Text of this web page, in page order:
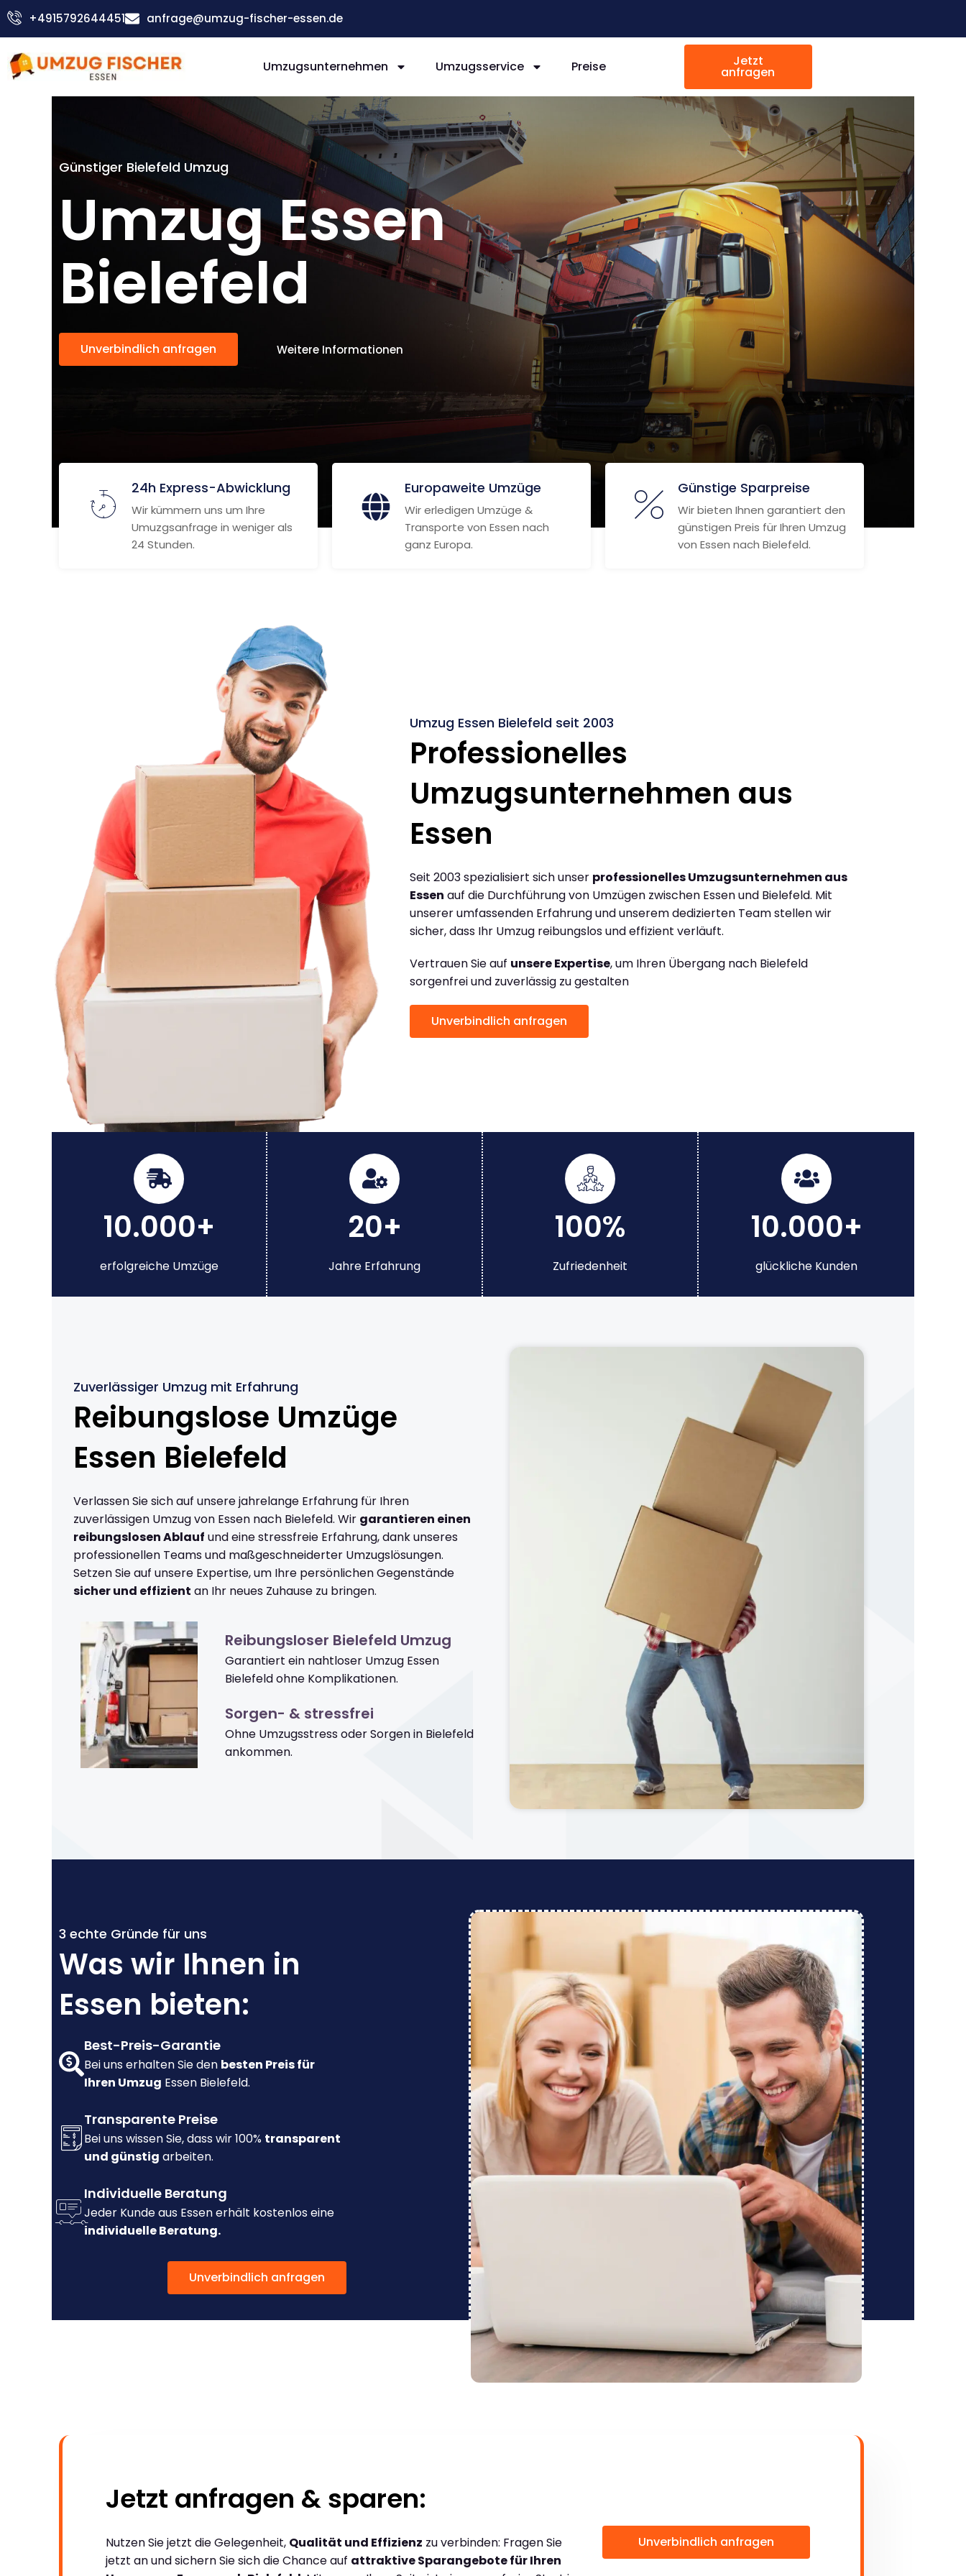
Zum
Inhalt
+4915792644451 anfrage@umzug-fischer-essen.de
Umzugsunternehmen Umzugsservice Preise Jetzt
anfragen
Günstiger Bielefeld Umzug
Umzug Essen
Bielefeld
Unverbindlich anfragen Weitere Informationen
24h Express-Abwicklung
Wir kümmern uns um Ihre
Umuzgsanfrage in weniger als
24 Stunden.
Europaweite Umzüge
Wir erledigen Umzüge &
Transporte von Essen nach
ganz Europa.
Günstige Sparpreise
Wir bieten Ihnen garantiert den
günstigen Preis für Ihren Umzug
von Essen nach Bielefeld.
Umzug Essen Bielefeld seit 2003
Professionelles
Umzugsunternehmen aus
Essen
Seit 2003 spezialisiert sich unser professionelles Umzugsunternehmen aus
Essen auf die Durchführung von Umzügen zwischen Essen und Bielefeld. Mit
unserer umfassenden Erfahrung und unserem dedizierten Team stellen wir
sicher, dass Ihr Umzug reibungslos und effizient verläuft.
Vertrauen Sie auf unsere Expertise, um Ihren Übergang nach Bielefeld
sorgenfrei und zuverlässig zu gestalten
Unverbindlich anfragen
10.000+
erfolgreiche Umzüge
20+
Jahre Erfahrung
100%
Zufriedenheit
10.000+
glückliche Kunden
Zuverlässiger Umzug mit Erfahrung
Reibungslose Umzüge
Essen Bielefeld
Verlassen Sie sich auf unsere jahrelange Erfahrung für Ihren
zuverlässigen Umzug von Essen nach Bielefeld. Wir garantieren einen
reibungslosen Ablauf und eine stressfreie Erfahrung, dank unseres
professionellen Teams und maßgeschneiderter Umzugslösungen.
Setzen Sie auf unsere Expertise, um Ihre persönlichen Gegenstände
sicher und effizient an Ihr neues Zuhause zu bringen.
Reibungsloser Bielefeld Umzug
Garantiert ein nahtloser Umzug Essen
Bielefeld ohne Komplikationen.
Sorgen- & stressfrei
Ohne Umzugsstress oder Sorgen in Bielefeld
ankommen.
3 echte Gründe für uns
Was wir Ihnen in
Essen bieten:
Best-Preis-Garantie
Bei uns erhalten Sie den besten Preis für
Ihren Umzug Essen Bielefeld.
Transparente Preise
Bei uns wissen Sie, dass wir 100% transparent
und günstig arbeiten.
Individuelle Beratung
Jeder Kunde aus Essen erhält kostenlos eine
individuelle Beratung.
Unverbindlich anfragen
Jetzt anfragen & sparen:
Nutzen Sie jetzt die Gelegenheit, Qualität und Effizienz zu verbinden: Fragen Sie
jetzt an und sichern Sie sich die Chance auf attraktive Sparangebote für Ihren
Unverbindlich anfragen